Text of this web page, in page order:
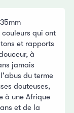
qui ont
et rapports
à
jamais
du terme
douteuses,
à une Afrique
et de la